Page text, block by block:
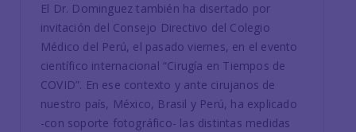
El Dr. Dominguez también ha disertado por
invitación del Consejo Directivo del Colegio
Médico del Perú, el pasado viernes, en el evento
científico internacional “Cirugía en Tiempos de
COVID”. En ese contexto y ante cirujanos de
nuestro país, México, Brasil y Perú, ha explicado
-con soporte fotográfico- las distintas medidas